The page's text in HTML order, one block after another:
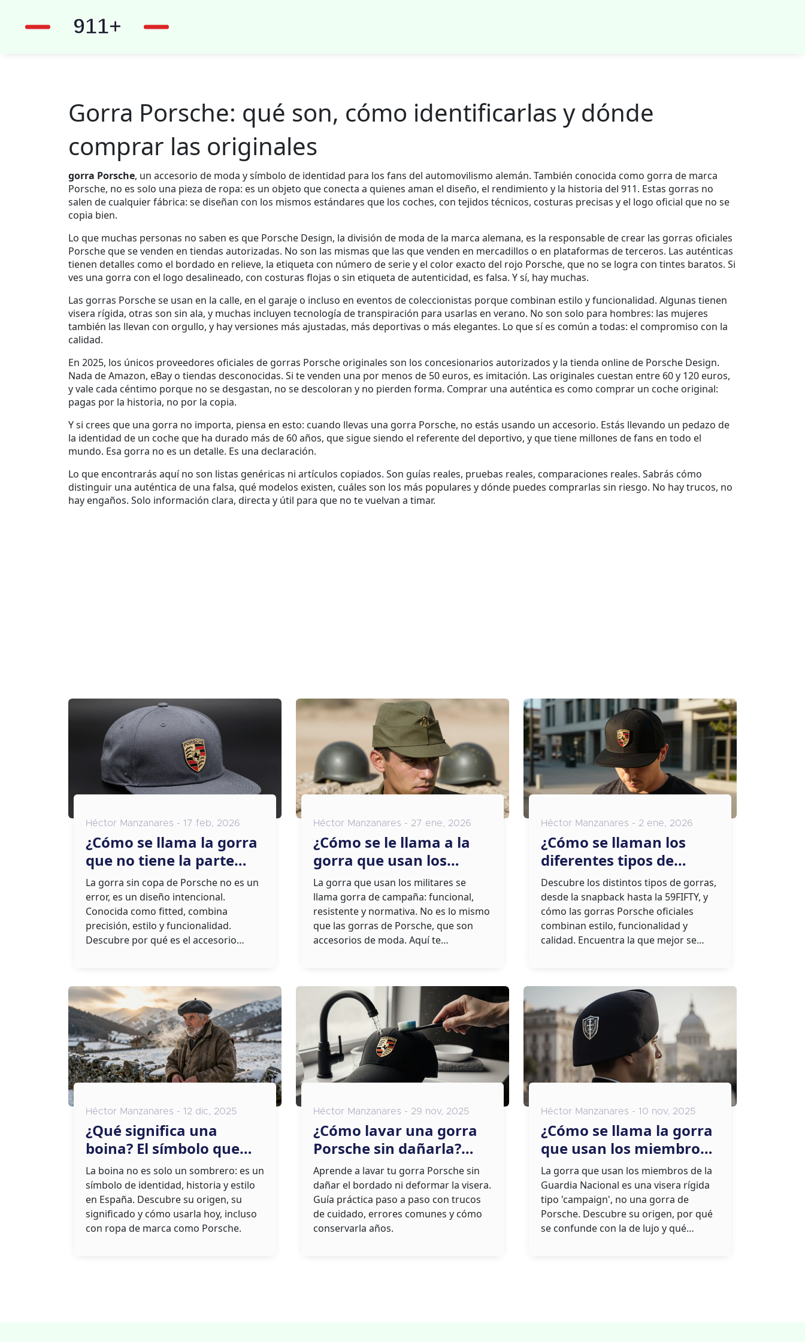
Gorra Porsche: qué son, cómo identificarlas y dónde
comprar las originales
gorra Porsche, un accesorio de moda y símbolo de identidad para los fans del automovilismo alemán. También conocida como gorra de marca
Porsche, no es solo una pieza de ropa: es un objeto que conecta a quienes aman el diseño, el rendimiento y la historia del 911. Estas gorras no
salen de cualquier fábrica: se diseñan con los mismos estándares que los coches, con tejidos técnicos, costuras precisas y el logo oficial que no se
copia bien.
Lo que muchas personas no saben es que Porsche Design, la división de moda de la marca alemana, es la responsable de crear las gorras oficiales
Porscheque se venden en tiendas autorizadas. No son las mismas que las que venden en mercadillos o en plataformas de terceros. Las auténticas
tienen detalles como el bordado en relieve, la etiqueta con número de serie y el color exacto del rojo Porsche, que no se logra con tintes baratos. Si
ves una gorra con el logo desalineado, con costuras flojas o sin etiqueta de autenticidad, es falsa. Y sí, hay muchas.
Las gorras Porschese usan en la calle, en el garaje o incluso en eventos de coleccionistas porque combinan estilo y funcionalidad. Algunas tienen
visera rígida, otras son sin ala, y muchas incluyen tecnología de transpiración para usarlas en verano. No son solo para hombres: las mujeres
también las llevan con orgullo, y hay versiones más ajustadas, más deportivas o más elegantes. Lo que sí es común a todas: el compromiso con la
calidad.
En 2025, los únicos proveedores oficiales de gorras Porsche originales son los concesionarios autorizados y la tienda online de Porsche Design.
Nada de Amazon, eBay o tiendas desconocidas. Si te venden una por menos de 50 euros, es imitación. Las originales cuestan entre 60 y 120 euros,
y vale cada céntimo porque no se desgastan, no se descoloran y no pierden forma. Comprar una auténtica es como comprar un coche original:
pagas por la historia, no por la copia.
Y si crees que una gorra no importa, piensa en esto: cuando llevas una gorra Porsche, no estás usando un accesorio. Estás llevando un pedazo de
la identidad de un coche que ha durado más de 60 años, que sigue siendo el referente del deportivo, y que tiene millones de fans en todo el
mundo. Esa gorra no es un detalle. Es una declaración.
Lo que encontrarás aquí no son listas genéricas ni artículos copiados. Son guías reales, pruebas reales, comparaciones reales. Sabrás cómo
distinguir una auténtica de una falsa, qué modelos existen, cuáles son los más populares y dónde puedes comprarlas sin riesgo. No hay trucos, no
hay engaños. Solo información clara, directa y útil para que no te vuelvan a timar.
Héctor Manzanares - 17 feb, 2026
¿Cómo se llama la gorra
que no tiene la parte
superior? La verdad
detrás de la gorra
Porsche oficial
La gorra sin copa de Porsche no es un
error, es un diseño intencional.
Conocida como fitted, combina
precisión, estilo y funcionalidad.
Descubre por qué es el accesorio
Héctor Manzanares - 27 ene, 2026
¿Cómo se le llama a la
gorra que usan los
militares? Guía completa
y diferencias con las
gorras Porsche
La gorra que usan los militares se
llama gorra de campaña: funcional,
resistente y normativa. No es lo mismo
que las gorras de Porsche, que son
accesorios de moda. Aquí te
Héctor Manzanares - 2 ene, 2026
¿Cómo se llaman los
diferentes tipos de
gorras? Guía completa
con nombres y usos
Descubre los distintos tipos de gorras,
desde la snapback hasta la 59FIFTY, y
cómo las gorras Porsche oficiales
combinan estilo, funcionalidad y
calidad. Encuentra la que mejor se
Héctor Manzanares - 12 dic, 2025
¿Qué significa una
boina? El símbolo que
conecta moda, historia y
cultura en España
La boina no es solo un sombrero: es un
símbolo de identidad, historia y estilo
en España. Descubre su origen, su
significado y cómo usarla hoy, incluso
con ropa de marca como Porsche.
Héctor Manzanares - 29 nov, 2025
¿Cómo lavar una gorra
Porsche sin dañarla?
Guía paso a paso
Aprende a lavar tu gorra Porsche sin
dañar el bordado ni deformar la visera.
Guía práctica paso a paso con trucos
de cuidado, errores comunes y cómo
conservarla años.
Héctor Manzanares - 10 nov, 2025
¿Cómo se llama la gorra
que usan los miembros
de la Guardia Nacional?
Tipo, diseño y origen
La gorra que usan los miembros de la
Guardia Nacional es una visera rígida
tipo 'campaign', no una gorra de
Porsche. Descubre su origen, por qué
se confunde con la de lujo y qué